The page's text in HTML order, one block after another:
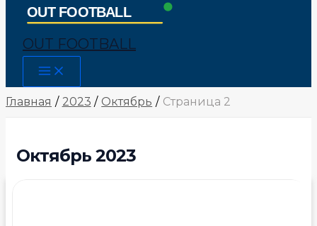
OUT FOOTBALL
Main
Menu
Главная
2023 Октябрь Страница 2
Октябрь 2023